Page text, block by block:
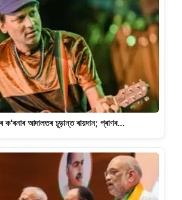
ক'ৰনাৰ আদালতৰ চূড়ান্ত ৰায়দান; প্ৰাণৰ…